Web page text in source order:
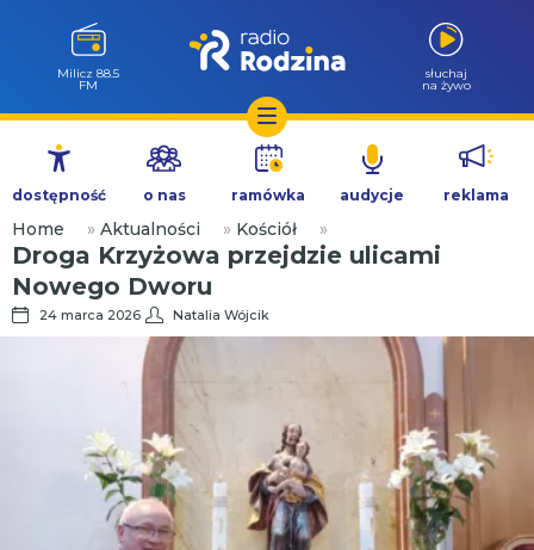
Przejdź
treści
Milicz 88.5
FM
słuchaj
na żywo
dostępność o nas ramówka audycje reklama
Home » Aktualności » Kościół »
Droga Krzyżowa przejdzie ulicami
Nowego Dworu
24 marca 2026 Natalia Wójcik